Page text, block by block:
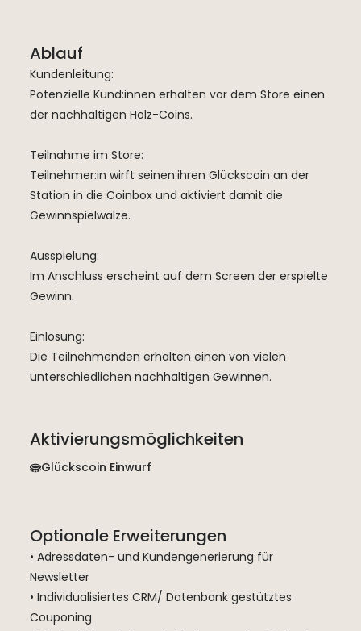
Ablauf
Kundenleitung:
Potenzielle Kund:innen erhalten vor dem Store einen
der nachhaltigen Holz-Coins.
Teilnahme im Store:
Teilnehmer:in wirft seinen:ihren Glückscoin an der
Station in die Coinbox und aktiviert damit die
Gewinnspielwalze.
Ausspielung:
Im Anschluss erscheint auf dem Screen der erspielte
Gewinn.
Einlösung:
Die Teilnehmenden erhalten einen von vielen
unterschiedlichen nachhaltigen Gewinnen.
Aktivierungsmöglichkeiten
Glückscoin Einwurf
Optionale Erweiterungen
• Adressdaten- und Kundengenerierung für
Newsletter
• Individualisiertes CRM/ Datenbank gestütztes
Couponing